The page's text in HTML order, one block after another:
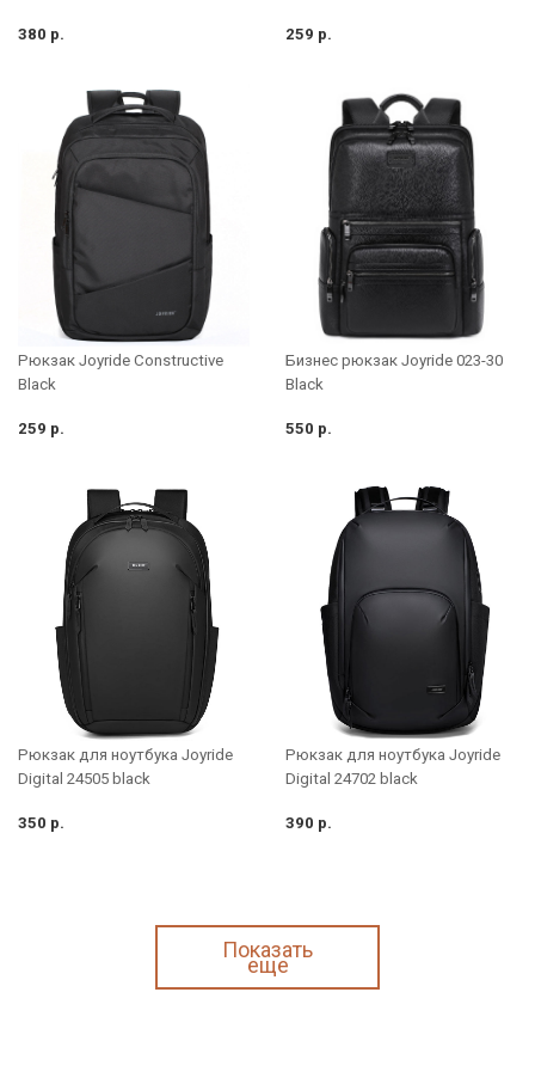
380 р. 259 р.
Рюкзак Joyride Constructive
Black
259 р.
Бизнес рюкзак Joyride 023-30
Black
550 р.
Рюкзак для ноутбука Joyride
Digital 24505 black
350 р.
Рюкзак для ноутбука Joyride
Digital 24702 black
390 р.
Показать
еще